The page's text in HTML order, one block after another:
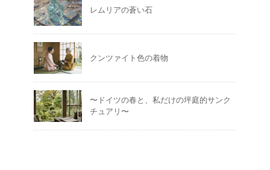
レムリアの蒼い石
クンツァイト色の着物
〜ドイツの春と、私だけの坪庭的サンク
チュアリ〜